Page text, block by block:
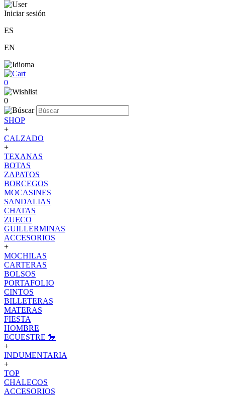
Iniciar sesión
ES
EN
0
0
SHOP
+
CALZADO
+
TEXANAS
BOTAS
ZAPATOS
BORCEGOS
MOCASINES
SANDALIAS
CHATAS
ZUECO
GUILLERMINAS
ACCESORIOS
+
MOCHILAS
CARTERAS
BOLSOS
PORTAFOLIO
CINTOS
BILLETERAS
MATERAS
FIESTA
HOMBRE
ECUESTRE 🐎
+
INDUMENTARIA
+
TOP
CHALECOS
ACCESORIOS